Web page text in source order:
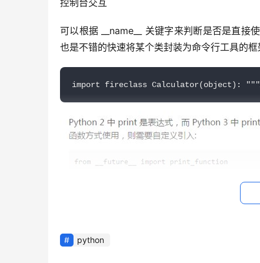
控制台交互
可以根据 __name__ 关键字来判断是否是直接
也是不错的快速将某个类封装为命令行工具的框
import fireclass Calculator(object):
python